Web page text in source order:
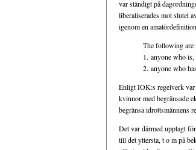
var ständigt på
liberaliserades mot slutet
igenom en
The following are
1. anyone who
2. anyone who
Enligt IOK:s regelverk var
kvinnor med begränsade
begränsa idrottsmännens
Det var därmed upplagt
till det yttersta, t o m på